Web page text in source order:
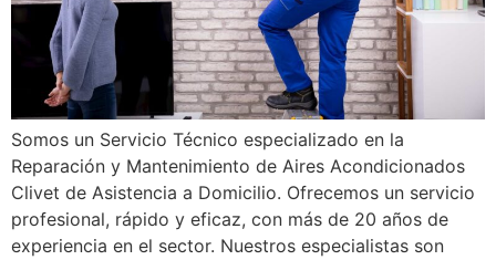
Somos un Servicio Técnico especializado en la
Reparación y Mantenimiento de Aires Acondicionados
Clivet de Asistencia a Domicilio. Ofrecemos un servicio
profesional, rápido y eficaz, con más de 20 años de
experiencia en el sector. Nuestros especialistas son